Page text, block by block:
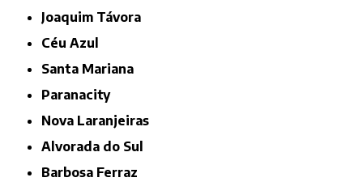
Joaquim Távora
Céu Azul
Santa Mariana
Paranacity
Nova Laranjeiras
Alvorada do Sul
Barbosa Ferraz